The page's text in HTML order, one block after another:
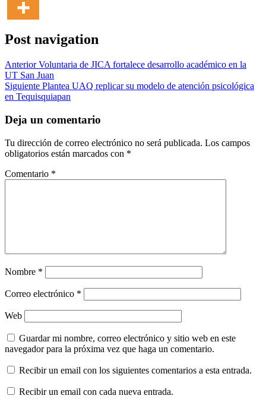
Post navigation
AnteriorVoluntaria de JICA fortalece desarrollo académico en la
UT San Juan
Siguiente Plantea UAQ replicar su modelo de atención psicológica
en Tequisquiapan
Deja un comentario
Tu dirección de correo electrónico no será publicada. Los campos
obligatorios están marcados con *
Comentario *
Nombre *
Correo electrónico *
Web
Guardar mi nombre, correo electrónico y sitio web en este
navegador para la próxima vez que haga un comentario.
Recibir un email con los siguientes comentarios a esta entrada.
Recibir un email con cada nueva entrada.